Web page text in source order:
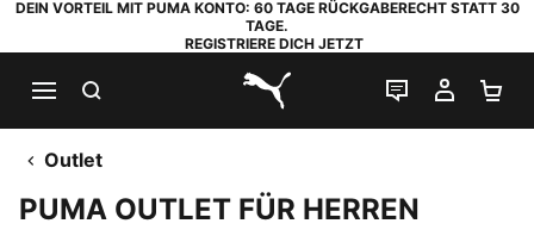
DEIN VORTEIL MIT PUMA KONTO: 60 TAGE RÜCKGABERECHT STATT 30
TAGE.
REGISTRIERE DICH JETZT
PUMA.com
LIVE-CHAT
MEIN
Outlet
PUMA OUTLET FÜR HERREN